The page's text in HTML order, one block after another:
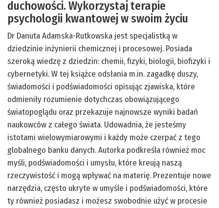
duchowości. Wykorzystaj terapie
psychologii kwantowej w swoim życiu
Dr Danuta Adamska-Rutkowska jest specjalistką w
dziedzinie inżynierii chemicznej i procesowej. Posiada
szeroką wiedzę z dziedzin: chemii, fizyki, biologii, biofizyki i
cybernetyki. W tej książce odsłania m.in. zagadkę duszy,
świadomości i podświadomości opisując zjawiska, które
odmieniły rozumienie dotychczas obowiązującego
światopoglądu oraz przekazuje najnowsze wyniki badań
naukowców z całego świata. Udowadnia, że jesteśmy
istotami wielowymiarowymi i każdy może czerpać z tego
globalnego banku danych. Autorka podkreśla również moc
myśli, podświadomości i umysłu, które kreują naszą
rzeczywistość i mogą wpływać na materię. Prezentuje nowe
narzędzia, często ukryte w umyśle i podświadomości, które
ty również posiadasz i możesz swobodnie użyć w procesie